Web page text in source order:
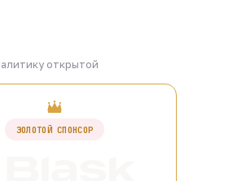
открытой
ЗОЛОТОЙ СПОНСОР